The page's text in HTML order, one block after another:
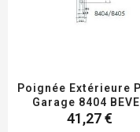
Poignée Extérieure
Garage 8404
41,27 €